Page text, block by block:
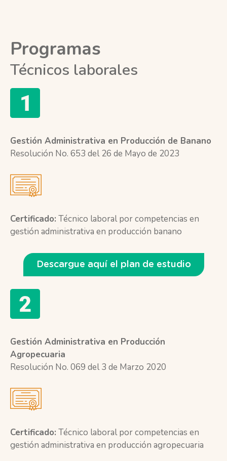
Programas
Técnicos laborales
Gestión Administrativa en Producción de Banano
Resolución No. 653 del 26 de Mayo de 2023
Certificado: Técnico laboral por competencias en
gestión administrativa en producción banano
Descargue aquí el plan de estudio
Gestión Administrativa en Producción
Agropecuaria
Resolución No. 069 del 3 de Marzo 2020
Certificado: Técnico laboral por competencias en
gestión administrativa en producción agropecuaria